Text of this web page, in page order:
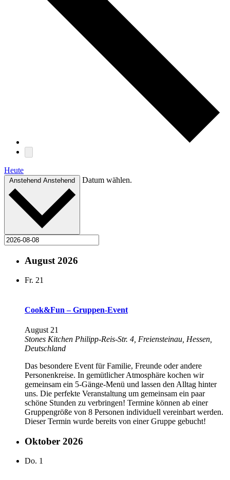
Heute
Anstehend Anstehend Datum wählen.
August 2026
Fr. 21
Cook&Fun – Gruppen-Event
August 21
Stones Kitchen Philipp-Reis-Str. 4, Freiensteinau, Hessen,
Deutschland
Das besondere Event für Familie, Freunde oder andere
Personenkreise. In gemütlicher Atmosphäre kochen wir
gemeinsam ein 5-Gänge-Menü und lassen den Alltag hinter
uns. Die perfekte Veranstaltung um gemeinsam ein paar
schöne Stunden zu verbringen! Termine können ab einer
Gruppengröße von 8 Personen individuell vereinbart werden.
Dieser Termin wurde bereits von einer Gruppe gebucht!
Oktober 2026
Do. 1